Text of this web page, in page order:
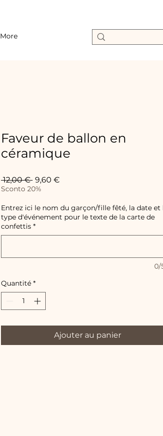
More
Faveur de ballon en
céramique
12,00 € Prix
original
9,60 €
Sconto 20%
Entrez ici le nom du garçon/fille fêté, la date et
type d'événement pour le texte de la carte de
confettis *
0/
Quantité *
Ajouter au panier